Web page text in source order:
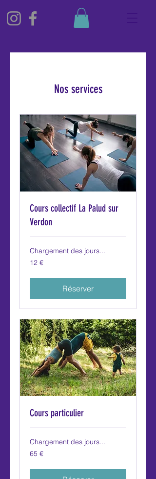
Nos services
Cours collectif La Palud sur
Verdon
Chargement des jours...
12
euros
12 €
Réserver
Cours particulier
Chargement des jours...
65
euros
65 €